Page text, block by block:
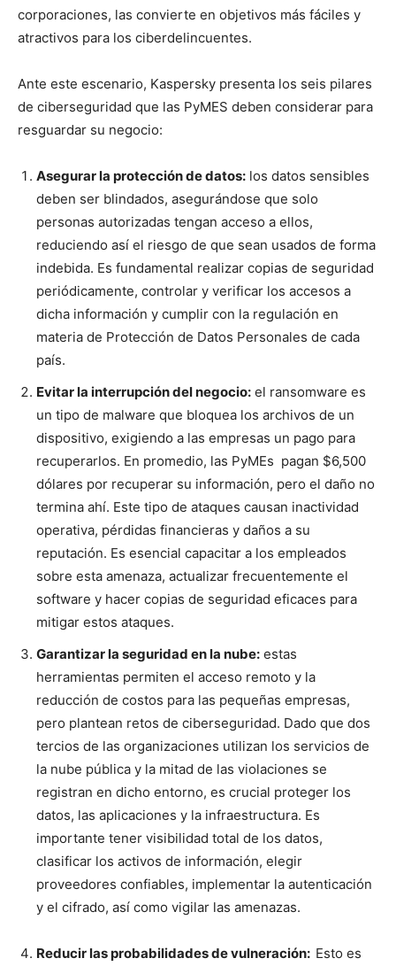
corporaciones, las convierte en objetivos más fáciles y
atractivos para los ciberdelincuentes.
Ante este escenario, Kaspersky presenta los seis pilares
de ciberseguridad que las PyMES deben considerar para
resguardar su negocio:
Asegurar la protección de datos: los datos sensibles
deben ser blindados, asegurándose que solo
personas autorizadas tengan acceso a ellos,
reduciendo así el riesgo de que sean usados de forma
indebida. Es fundamental realizar copias de seguridad
periódicamente, controlar y verificar los accesos a
dicha información y cumplir con la regulación en
materia de Protección de Datos Personales de cada
país.
Evitar la interrupción del negocio: el ransomware es
un tipo de malware que bloquea los archivos de un
dispositivo, exigiendo a las empresas un pago para
recuperarlos. En promedio, las PyMEs pagan $6,500
dólares por recuperar su información, pero el daño no
termina ahí. Este tipo de ataques causan inactividad
operativa, pérdidas financieras y daños a su
reputación. Es esencial capacitar a los empleados
sobre esta amenaza, actualizar frecuentemente el
software y hacer copias de seguridad eficaces para
mitigar estos ataques.
Garantizar la seguridad en la nube: estas
herramientas permiten el acceso remoto y la
reducción de costos para las pequeñas empresas,
pero plantean retos de ciberseguridad. Dado que dos
tercios de las organizaciones utilizan los servicios de
la nube pública y la mitad de las violaciones se
registran en dicho entorno, es crucial proteger los
datos, las aplicaciones y la infraestructura. Es
importante tener visibilidad total de los datos,
clasificar los activos de información, elegir
proveedores confiables, implementar la autenticación
y el cifrado, así como vigilar las amenazas.
Reducir las probabilidades de vulneración: Esto es